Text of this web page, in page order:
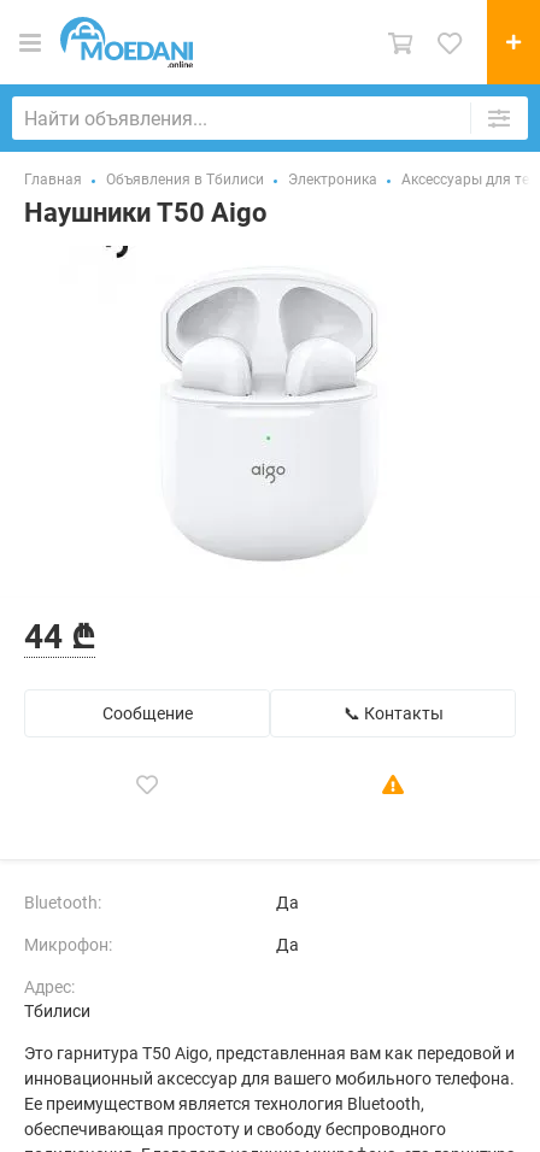
Главная Объявления в Тбилиси Электроника Аксессуары для
Наушники T50 Aigo
44 ₾
Сообщение 📞 Контакты
Bluetooth: Да
Микрофон: Да
Адрес:
Тбилиси
Это гарнитура T50 Aigo, представленная вам как передовой и
инновационный аксессуар для вашего мобильного телефона.
Ее преимуществом является технология Bluetooth,
обеспечивающая простоту и свободу беспроводного